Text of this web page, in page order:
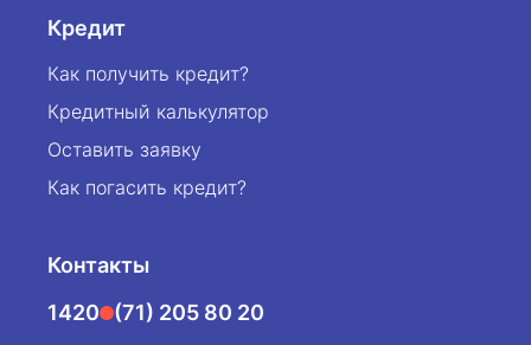
Кредит
Как получить кредит?
Кредитный калькулятор
Оставить заявку
Как погасить кредит?
Контакты
1420
(71) 205 80 20